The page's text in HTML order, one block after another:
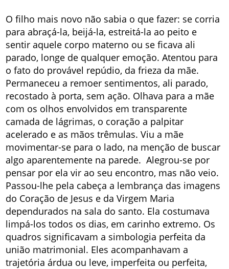
O filho mais novo não sabia o que fazer: se corria
para abraçá-­la, beijá-la, estreitá-la ao peito e
sentir aquele corpo materno ou se ficava ali
parado, longe de qualquer emoção. Atentou para
o fato do provável repúdio, da frieza da mãe.
Permaneceu a remoer sentimentos, ali parado,
recostado à porta, sem ação. Olhava para a mãe
com os olhos envolvidos em transparente
camada de lágrimas, o coração a palpitar
acelerado e as mãos trêmulas. Viu a mãe
movimentar-se para o lado, na menção de buscar
algo aparentemente na parede. Alegrou-se por
pensar por ela vir ao seu encontro, mas não veio.
Passou-lhe pela cabeça a lembrança das imagens
do Coração de Jesus e da Virgem Maria
dependurados na sala do santo. Ela costumava
limpá-los todos os dias, em carinho extremo. Os
quadros significavam a simbologia perfeita da
união matrimonial. Eles acompanhavam a
trajetória árdua ou leve, imperfeita ou perfeita,